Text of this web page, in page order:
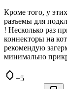
Кроме того, у
разъемы для
! Несколько раз
коннекторы на
рекомендую
минимально
+5